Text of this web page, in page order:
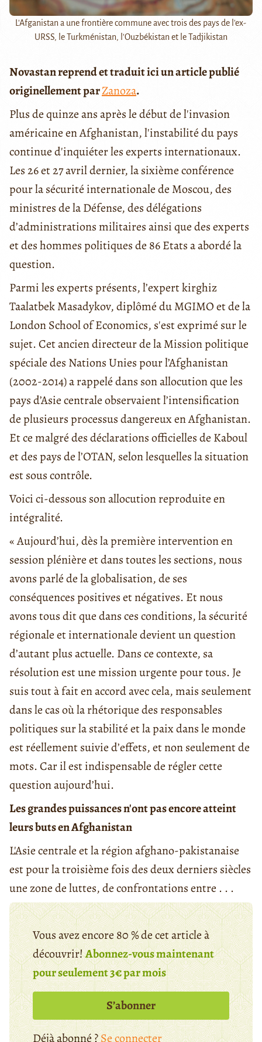
L'Afganistan a une frontière commune avec trois des pays de l'ex-
URSS, le Turkménistan, l'Ouzbékistan et le Tadjikistan
Novastan reprend et traduit ici un article publié
originellement parZanoza.
Plus de quinze ans après le début de l'invasion
américaine en Afghanistan, l'instabilité du pays
continue d'inquiéter les experts internationaux.
Les 26 et 27 avril dernier, la sixième conférence
pour la sécurité internationale de Moscou, des
ministres de la Défense, des délégations
d’administrations militaires ainsi que des experts
et des hommes politiques de 86 Etats a abordé la
question.
Parmi les experts présents, l’expert kirghiz
Taalatbek Masadykov, diplômé du MGIMO et de la
London School of Economics, s'est exprimé sur le
sujet. Cet ancien directeur de la Mission politique
spéciale des Nations Unies pour l’Afghanistan
(2002-2014) a rappelé dans son allocution que les
pays d’Asie centrale observaient l’intensification
de plusieurs processus dangereux en Afghanistan.
Et ce malgré des déclarations officielles de Kaboul
et des pays de l’OTAN, selon lesquelles la situation
est sous contrôle.
Voici ci-dessous son allocution reproduite en
intégralité.
« Aujourd’hui, dès la première intervention en
session plénière et dans toutes les sections, nous
avons parlé de la globalisation, de ses
conséquences positives et négatives. Et nous
avons tous dit que dans ces conditions, la sécurité
régionale et internationale devient un question
d’autant plus actuelle. Dans ce contexte, sa
résolution est une mission urgente pour tous. Je
suis tout à fait en accord avec cela, mais seulement
dans le cas où la rhétorique des responsables
politiques sur la stabilité et la paix dans le monde
est réellement suivie d’effets, et non seulement de
mots. Car il est indispensable de régler cette
question aujourd’hui.
Les grandes puissances n'ont pas encore atteint
leurs buts en Afghanistan
L'Asie centrale et la région afghano-pakistanaise
est pour la troisième fois des deux derniers siècles
une zone de luttes, de confrontations entre . . .
Vous avez encore 80 % de cet article à
découvrir!Abonnez-vous maintenant
pour seulement 3€ par mois
S’abonner
Déjà abonné ?Se connecter